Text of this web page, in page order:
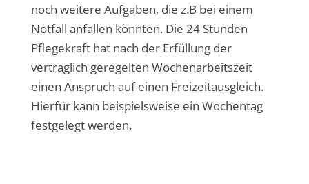
noch weitere Aufgaben, die z.B bei einem
Notfall anfallen könnten. Die 24 Stunden
Pflegekraft hat nach der Erfüllung der
vertraglich geregelten Wochenarbeitszeit
einen Anspruch auf einen Freizeitausgleich.
Hierfür kann beispielsweise ein Wochentag
festgelegt werden.